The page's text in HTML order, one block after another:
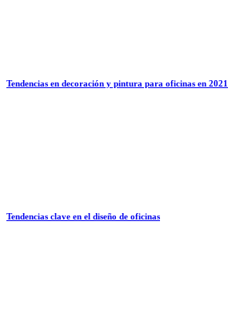
Tendencias en decoración y pintura para oficinas en 2021
Tendencias clave en el diseño de oficinas